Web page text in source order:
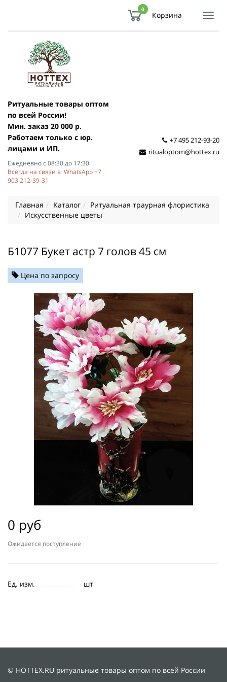
0
Корзина
Ритуальные товары оптом
по всей России!
Мин. заказ 20 000 р.
Работаем только с юр.
лицами и ИП.
Ежедневно с 08:30 до 17:30
Всегда на связи в WhatsApp +7
903 212-39-31
+7 495 212-93-20
ritualoptom@hottex.ru
Главная Каталог
Ритуальная траурная флористика
Искусственные цветы
Б1077 Букет астр 7 голов 45 см
Цена по запросу
0 руб
Ожидается поступление
Ед. изм. шт
© HOTTEX.RU ритуальные товары оптом по всей России